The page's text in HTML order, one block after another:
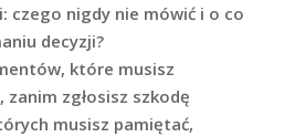
czego nigdy nie mówić i o co
decyzji?
które musisz
zgłosisz szkodę
musisz pamiętać,